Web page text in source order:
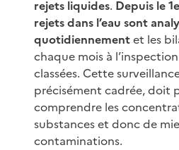
rejets liquides. Depuis le
rejets dans l’eau sont
quotidiennementet les
chaque mois à
classées. Cette
précisément cadrée, doit
comprendre les
substances et donc de
contaminations.